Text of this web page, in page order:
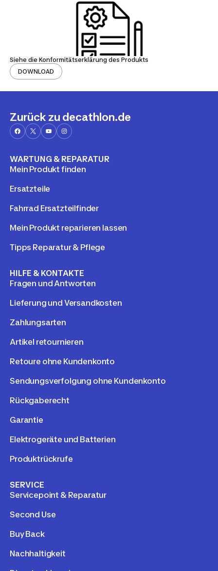
Siehe die Konformitätserklärung des Produkts
DOWNLOAD
Zurück zu decathlon.de
WARTUNG & REPARATUR
Mein Produkt finden
Ersatzteile
Fahrrad Ersatzteilfinder
Mein Produkt reparieren lassen
Tipps Reparatur & Pflege
HILFE & KONTAKTE
Fragen und Antworten
Lieferung und Versandkosten
Zahlungsarten
Artikel retournieren
Retoure ohne Kundenkonto
Sendungsverfolgung ohne Kundenkonto
Rückgaberecht
Garantie
Elektrogeräte und Batterien
Produktrückrufe
SERVICE
Servicepoint & Reparatur
Second Use
Buy Back
Nachhaltigkeit